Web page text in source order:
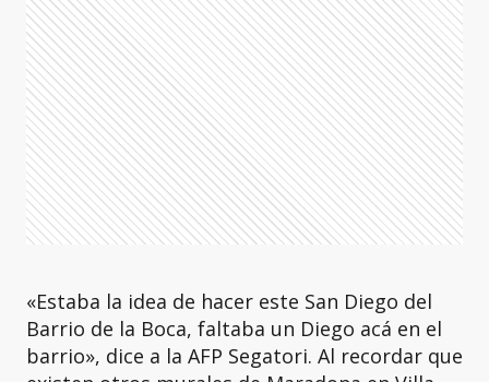
«Estaba la idea de hacer este San Diego del
Barrio de la Boca, faltaba un Diego acá en el
barrio», dice a la AFP Segatori. Al recordar que